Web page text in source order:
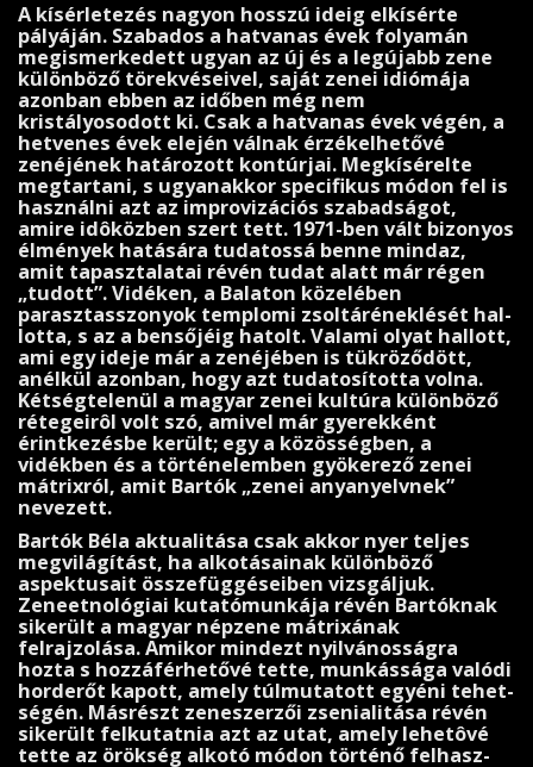
A kísérletezés nagyon hosszú ideig elkísérte
pályáján. Szabados a hatvanas évek folyamán
megismerkedett ugyan az új és a legújabb zene
különböző törekvéseivel, saját zenei idiómája
azonban ebben az időben még nem
kristályosodott ki. Csak a hatvanas évek végén, a
hetvenes évek elején válnak érzékelhetővé
zenéjének határozott kon­túrjai. Meg­kísérelte
megtartani, s ugyanakkor specifikus módon fel is
használni azt az improvizációs szabadságot,
amire idôközben szert tett. 1971-ben vált bizonyos
élmények hatására tudatossá benne mindaz,
amit tapasztalatai révén tudat alatt már régen
„tudott”. Vidéken, a Balaton köze­lében
parasztasszonyok templomi zsoltáréneklését hal­
lotta, s az a bensőjéig hatolt. Valami olyat hallott,
ami egy ideje már a zenéjében is tükröződött,
anélkül azonban, hogy azt tudatosította volna.
Kétségtelenül a magyar zenei kultúra különböző
rétegeirôl volt szó, ami­vel már gyerekként
érintkezésbe került; egy a közösségben, a
vidékben és a történelemben gyökerező zenei
mátrixról, amit Bartók „zenei anyanyelvnek”
nevezett.
Bartók Béla aktualitása csak akkor nyer teljes
megvilágí­tást, ha alkotásainak különböző
aspektusait összefüggé­seiben vizsgáljuk.
Zeneetnológiai kutatómunkája révén Bartóknak
sikerült a magyar népzene mátrixának
felrajzolása. Amikor mindezt nyilvánosságra
hozta s hozzáférhetővé tette, munkássága valódi
horderőt kapott, amely túl­mutatott egyéni tehet­
ségén. Másrészt zeneszerzői zsenia­litása révén
sikerült felkutatnia azt az utat, amely le­hetôvé
tette az örökség alkotó módon történő felhasz­